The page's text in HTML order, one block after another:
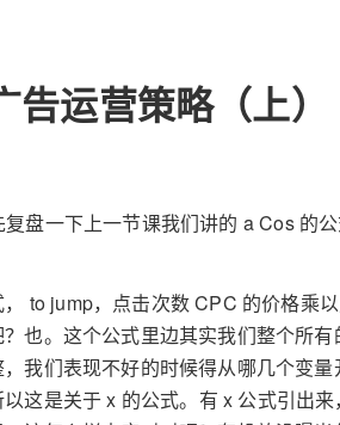
运营策略（上）
复盘一下上一节课我们讲的 a Cos 的
to jump，点击次数 CPC 的价格乘
也。这个公式里边其实我们整个所
我们表现不好的时候得从哪几个变量
这是关于 x 的公式。有 x 公式引出